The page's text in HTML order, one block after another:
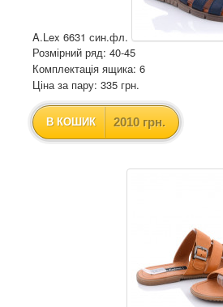
A.Lex 6631 син.фл.
Розмірний ряд: 40-45
Комплектація ящика: 6
Ціна за пару: 335 грн.
В КОШИК 2010 грн.